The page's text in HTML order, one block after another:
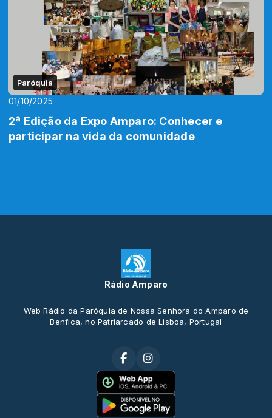
Paróquia
01/10/2025
2ª Edição da Expo Amparo: Conhecer e
participar na vida da comunidade
Rádio Amparo
Web Rádio da Paróquia de Nossa Senhora do Amparo de
Benfica, no Patriarcado de Lisboa, Portugal